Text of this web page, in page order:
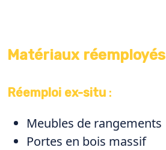
Matériaux réemployés
Réemploi ex-situ :
Meubles de rangements
Portes en bois massif